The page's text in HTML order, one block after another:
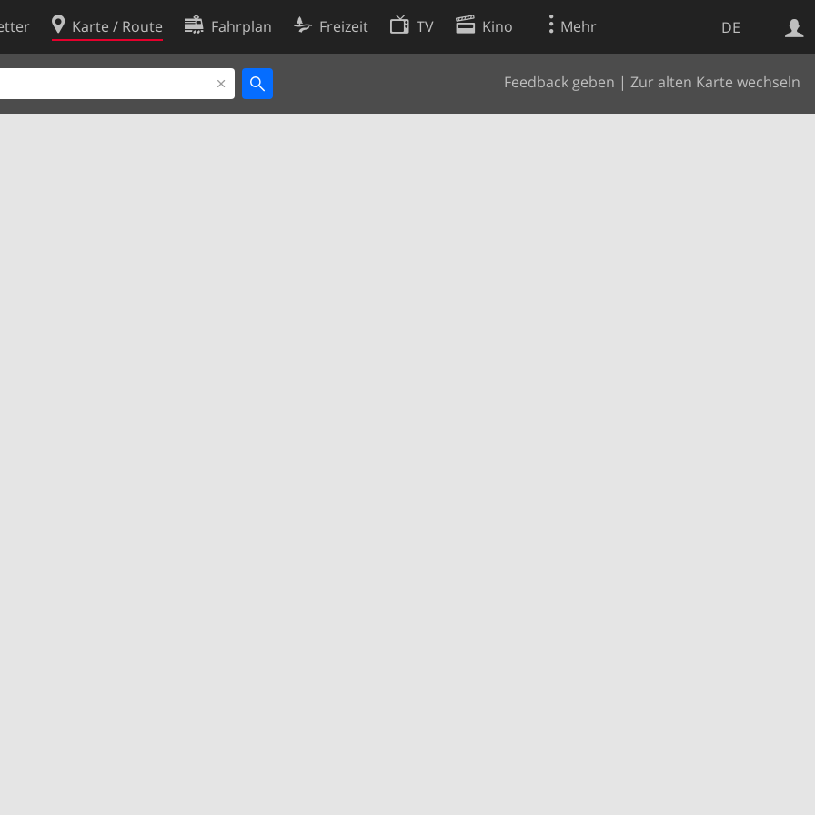
DE
Karte / Route Fahrplan Freizeit TV Kino Mehr
Feedback geben | Zur alten Karte wechseln
Websuche
Cookie-Richtlinie
Cookie-Einstellungen